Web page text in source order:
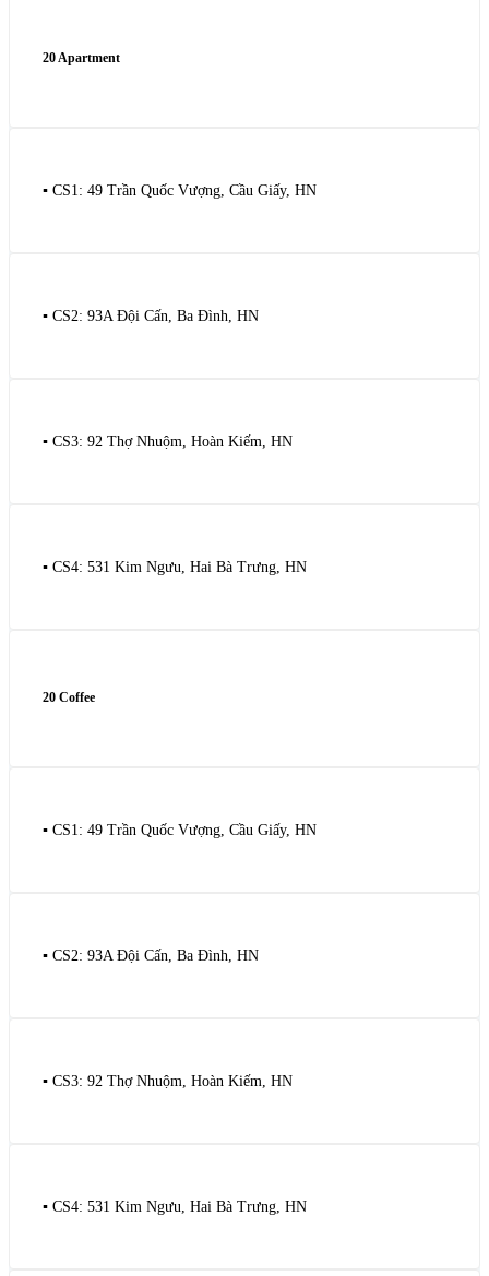
20 Apartment
▪️ CS1: 49 Trần Quốc Vượng, Cầu Giấy, HN
▪️ CS2: 93A Đội Cấn, Ba Đình, HN
▪️ CS3: 92 Thợ Nhuộm, Hoàn Kiếm, HN
▪️ CS4: 531 Kim Ngưu, Hai Bà Trưng, HN
20 Coffee
▪️ CS1: 49 Trần Quốc Vượng, Cầu Giấy, HN
▪️ CS2: 93A Đội Cấn, Ba Đình, HN
▪️ CS3: 92 Thợ Nhuộm, Hoàn Kiếm, HN
▪️ CS4: 531 Kim Ngưu, Hai Bà Trưng, HN